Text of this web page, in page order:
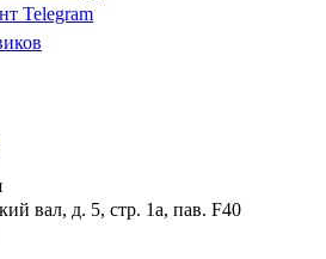
Telegram
вал, д. 5, стр. 1а, пав. F40